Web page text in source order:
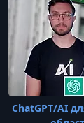
ChatGPT/AI